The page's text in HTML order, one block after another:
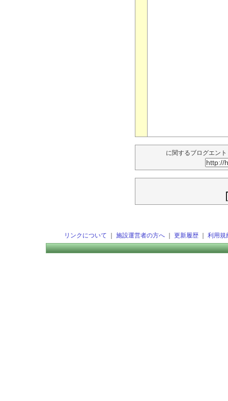
に関するブログエン
リンクについて 施設運営者の方へ｜ 更新履歴｜ 利用規